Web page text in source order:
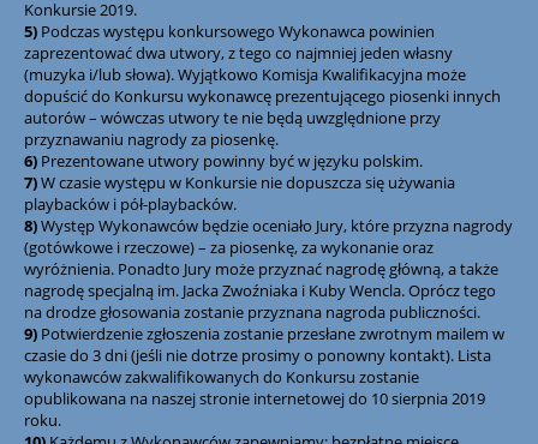
Konkursie 2019.
5) Podczas występu konkursowego Wykonawca powinien
zaprezentować dwa utwory, z tego co najmniej jeden własny
(muzyka i/lub słowa). Wyjątkowo Komisja Kwalifikacyjna może
dopuścić do Konkursu wykonawcę prezentującego piosenki innych
autorów – wówczas utwory te nie będą uwzględnione przy
przyznawaniu nagrody za piosenkę.
6) Prezentowane utwory powinny być w języku polskim.
7)W czasie występu w Konkursie nie dopuszcza się używania
playbacków i pół-playbacków.
8)Występ Wykonawców będzie oceniało Jury, które przyzna nagrody
(gotówkowe i rzeczowe) – za piosenkę, za wykonanie oraz
wyróżnienia. Ponadto Jury może przyznać nagrodę główną, a także
nagrodę specjalną im. Jacka Zwoźniaka i Kuby Wencla. Oprócz tego
na drodze głosowania zostanie przyznana nagroda publiczności.
9) Potwierdzenie zgłoszenia zostanie przesłane zwrotnym mailem w
czasie do 3 dni (jeśli nie dotrze prosimy o ponowny kontakt). Lista
wykonawców zakwalifikowanych do Konkursu zostanie
opublikowana na naszej stronie internetowej do 10 sierpnia 2019
roku.